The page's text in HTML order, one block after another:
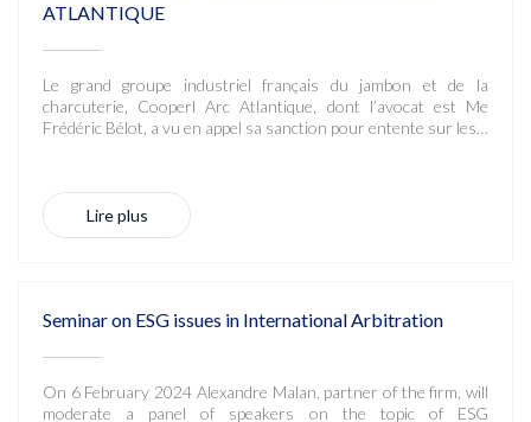
ATLANTIQUE
Le grand groupe industriel français du jambon et de la
charcuterie, Cooperl Arc Atlantique, dont l’avocat est Me
Frédéric Bélot, a vu en appel sa sanction pour entente sur les…
Lire plus
Seminar on ESG issues in International Arbitration
On 6 February 2024 Alexandre Malan, partner of the firm, will
moderate a panel of speakers on the topic of ESG